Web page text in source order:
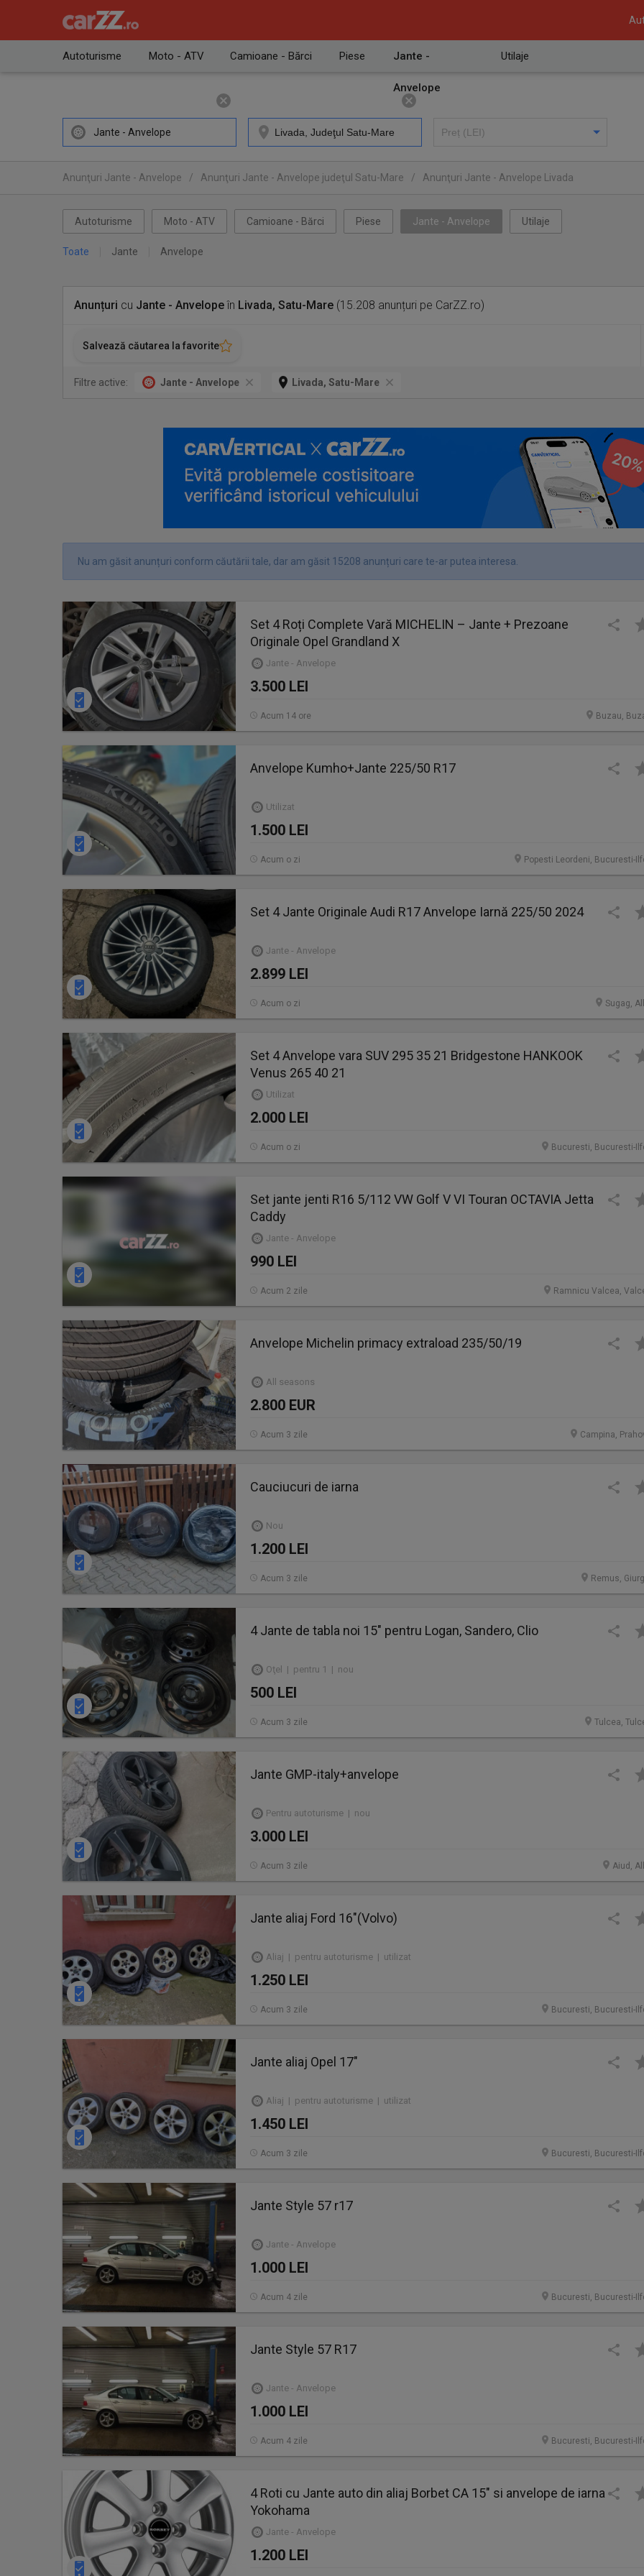
Autoturisme Moto - ATV Camioane - Bărci Piese Jante -
Anvelope
Utilaje
Jante - Anvelope
Anunţuri Jante - Anvelope / Anunţuri Jante - Anvelope judeţul Satu-Mare / Anunţuri Jante - Anvelope Livada
Autoturisme Moto - ATV Camioane - Bărci Piese Jante - Anvelope Utilaje
Toate Jante Anvelope
Anunțuri cu Jante - Anvelopeîn Livada, Satu-Mare (15.208 anunțuri pe CarZZ.ro)
Salvează căutarea la favorite
Filtre active: Jante - Anvelope Livada, Satu-Mare
Nu am găsit anunțuri conform căutării tale, dar am găsit 15208 anunțuri care te-ar putea interesa.
Set 4 Roți Complete Vară MICHELIN – Jante + Prezoane
Originale Opel Grandland X
Jante - Anvelope
3.500 LEI
Buzau,
Acum 14 ore
Anvelope Kumho+Jante 225/50 R17
Utilizat
1.500 LEI
Popesti Leordeni, Bucuresti-
Acum o zi
Set 4 Jante Originale Audi R17 Anvelope Iarnă 225/50 2024
Jante - Anvelope
2.899 LEI
Sugag,
Acum o zi
Set 4 Anvelope vara SUV 295 35 21 Bridgestone HANKOOK
Venus 265 40 21
Utilizat
2.000 LEI
Bucuresti, Bucuresti-
Acum o zi
Set jante jenti R16 5/112 VW Golf V VI Touran OCTAVIA Jetta
Caddy
Jante - Anvelope
990 LEI
Ramnicu Valcea,
Acum 2 zile
Anvelope Michelin primacy extraload 235/50/19
All seasons
2.800 EUR
Campina,
Acum 3 zile
Cauciucuri de iarna
Nou
1.200 LEI
Remus,
Acum 3 zile
4 Jante de tabla noi 15" pentru Logan, Sandero, Clio
Oţel | pentru 1 | nou
500 LEI
Tulcea,
Acum 3 zile
Jante GMP-italy+anvelope
Pentru autoturisme | nou
3.000 LEI
Aiud,
Acum 3 zile
Jante aliaj Ford 16"(Volvo)
Aliaj | pentru autoturisme | utilizat
1.250 LEI
Bucuresti, Bucuresti-
Acum 3 zile
Jante aliaj Opel 17"
Aliaj | pentru autoturisme | utilizat
1.450 LEI
Bucuresti, Bucuresti-
Acum 3 zile
Jante Style 57 r17
Jante - Anvelope
1.000 LEI
Bucuresti, Bucuresti-
Acum 4 zile
Jante Style 57 R17
Jante - Anvelope
1.000 LEI
Bucuresti, Bucuresti-
Acum 4 zile
4 Roti cu Jante auto din aliaj Borbet CA 15" si anvelope de iarna
Yokohama
Jante - Anvelope
1.200 LEI